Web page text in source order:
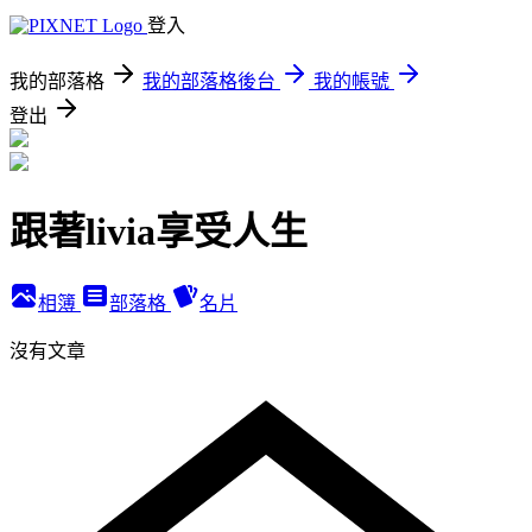
登入
我的部落格 我的部落格後台
我的帳號
登出
跟著livia享受人生
相簿 部落格 名片
沒有文章